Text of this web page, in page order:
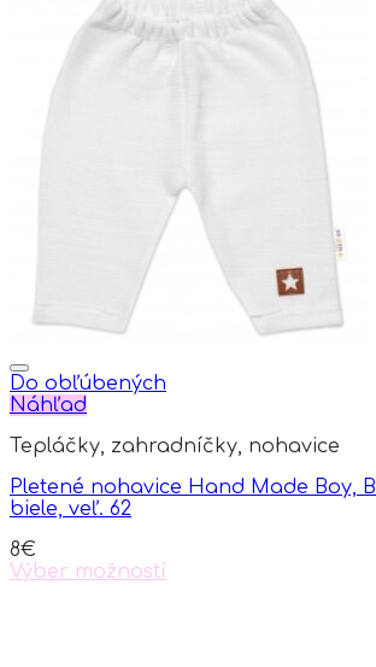
Do obľúbených
Náhľad
Tepláčky, zahradníčky, nohavice
Pletené nohavice Hand Made Boy,
biele, veľ. 62
8€
Výber možností